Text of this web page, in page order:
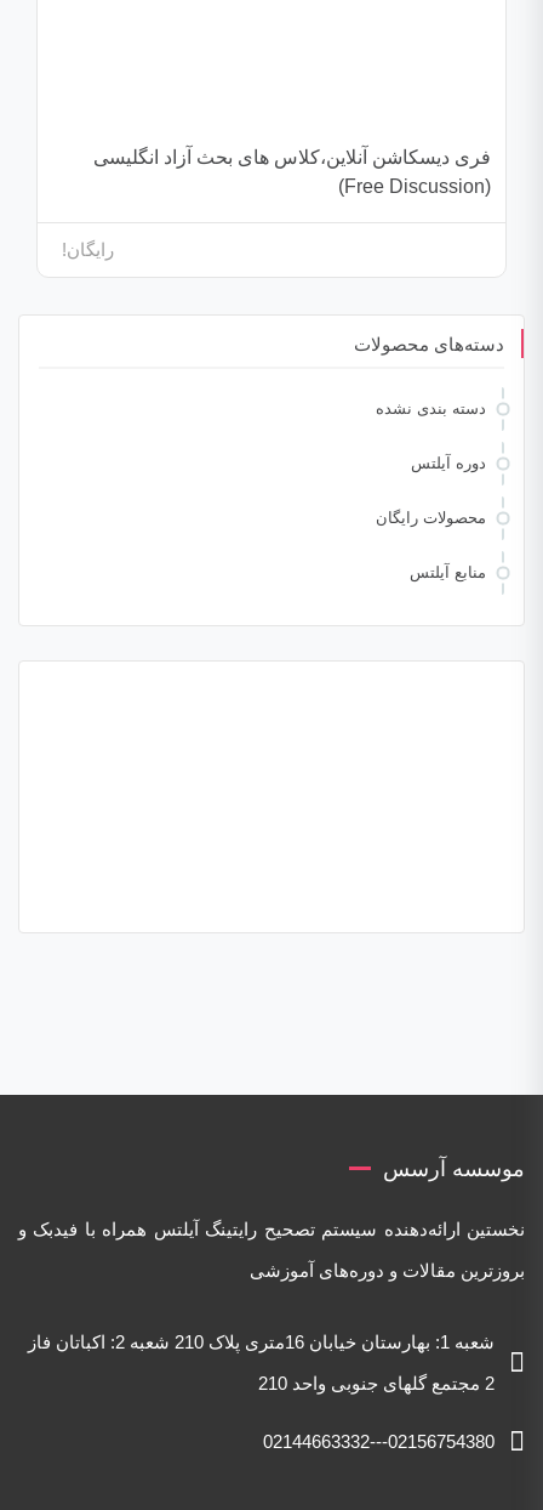
فری دیسکاشن آنلاین،کلاس های بحث آزاد انگلیسی
(Free Discussion)
رایگان!
دسته‌های محصولات
دسته بندی نشده
دوره آیلتس
محصولات رایگان
منابع آیلتس
موسسه آرسس
نخستین ارائه‌دهنده‌ سیستم تصحیح رایتینگ آیلتس همراه با فیدبک و
بروزترین مقالات و دوره‌های آموزشی
شعبه 1: بهارستان خیابان 16متری پلاک 210 شعبه 2: اکباتان فاز
2 مجتمع گلهای جنوبی واحد 210
02156754380---02144663332